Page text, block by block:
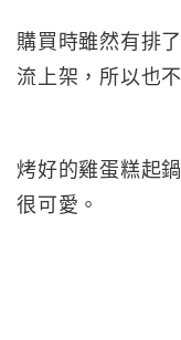
購買時雖然有排
流上架，所以也
烤好的雞蛋糕起
很可愛。